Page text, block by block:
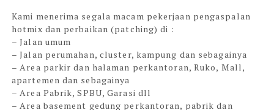
Kami menerima segala macam pekerjaan pengaspalan
hotmix dan perbaikan (patching) di :
– Jalan umum
– Jalan perumahan, cluster, kampung dan sebagainya
– Area parkir dan halaman perkantoran, Ruko, Mall,
apartemen dan sebagainya
– Area Pabrik, SPBU, Garasi dll
– Area basement gedung perkantoran, pabrik dan